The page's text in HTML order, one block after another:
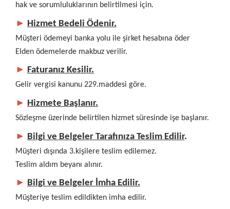
hak ve sorumluluklarının belirtilmesi için.
► Hizmet Bedeli Ödenir.
Müşteri ödemeyi banka yolu ile şirket hesabına öder
Elden ödemelerde makbuz verilir.
► Faturanız Kesilir.
Gelir vergisi kanunu 229.maddesi göre.
► Hizmete Başlanır.
Sözleşme üzerinde belirtilen hizmet süresinde işe başlanır.
► Bilgi ve Belgeler Tarafınıza Teslim Edilir.
Müşteri dışında 3.kişilere teslim edilemez.
Teslim aldım beyanı alınır.
► Bilgi ve Belgeler İmha Edilir.
Müşteriye teslim edildikten imha edilir.